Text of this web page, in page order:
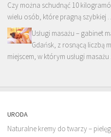
Czy można schudnąć 10
wielu osób, które pragną szybkiej …
Usługi masażu – gabinet
Gdańsk, z rosnącą liczbą
miejscem, w którym usługi masażu
URODA
Naturalne kremy do twarzy –